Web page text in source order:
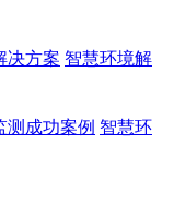
决方案 智慧环境解
测成功案例 智慧环